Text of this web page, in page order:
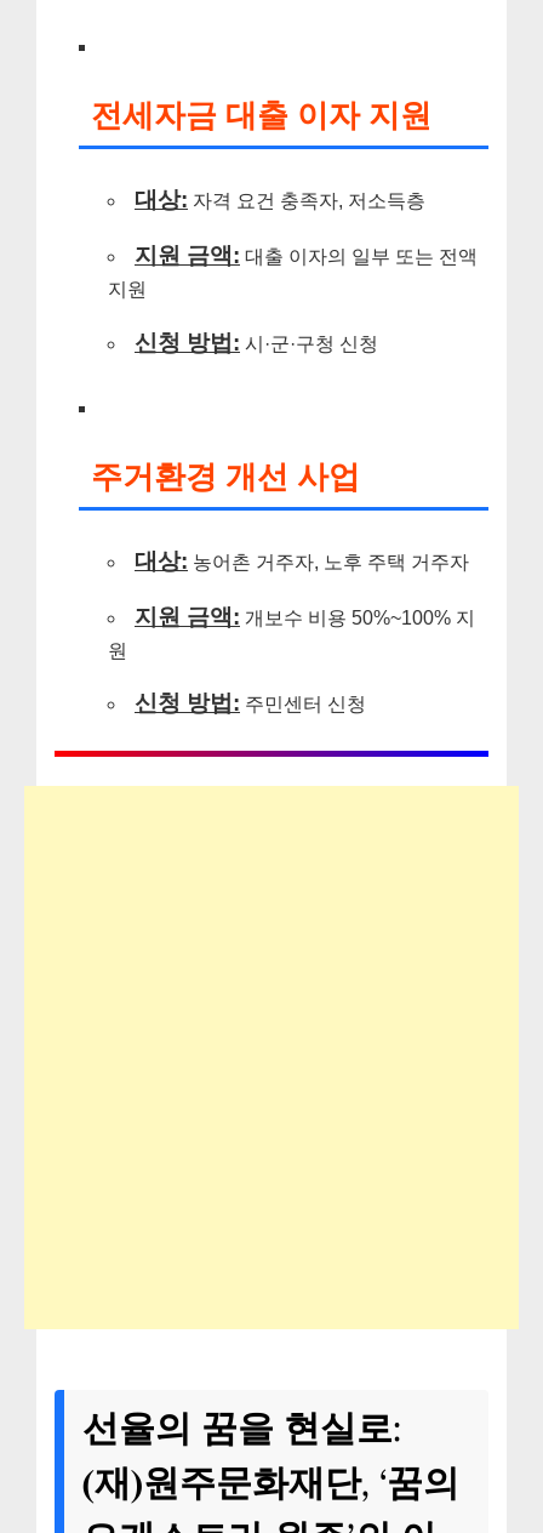
전세자금 대출 이자 지원
대상: 자격 요건 충족자, 저소득층
지원 금액: 대출 이자의 일부 또는 전액
지원
신청 방법: 시·군·구청 신청
주거환경 개선 사업
대상: 농어촌 거주자, 노후 주택 거주자
지원 금액: 개보수 비용 50%~100% 지
원
신청 방법: 주민센터 신청
선율의 꿈을 현실로:
(재)원주문화재단, ‘꿈의